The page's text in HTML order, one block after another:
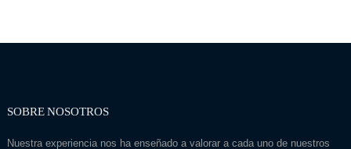
SOBRE NOSOTROS
Nuestra experiencia nos ha enseñado a valorar a cada uno de nuestros